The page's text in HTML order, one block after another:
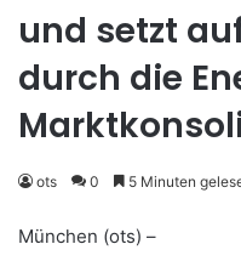
und setzt
durch die
ots 0 5 Minuten
München (ots) –